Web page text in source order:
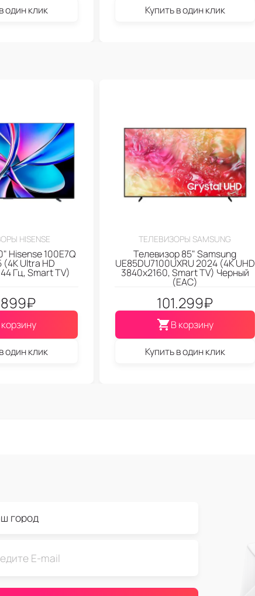
один клик Купить в один клик
HISENSE
Hisense 100E7Q
(4K Ultra HD
Гц, Smart TV)
₽
один клик
ТЕЛЕВИЗОРЫ SAMSUNG
Телевизор 85" Samsung
UE85DU7100UXRU 2024 (4K UHD
3840x2160, Smart TV) Черный
(EAC)
101.299₽
В корзину
Купить в один клик